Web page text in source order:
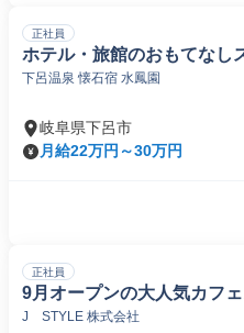
正社員
ホテル・旅館のおもてなし
下呂温泉 懐石宿 水鳳園
岐阜県下呂市
月給22万円～30万円
正社員
9月オープンの大人気カフ
J STYLE 株式会社